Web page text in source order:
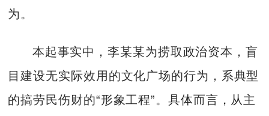
为。
本起事实中，李某某为捞取政治资本，盲
目建设无实际效用的文化广场的行为，系典型
的搞劳民伤财的“形象工程”。具体而言，从主